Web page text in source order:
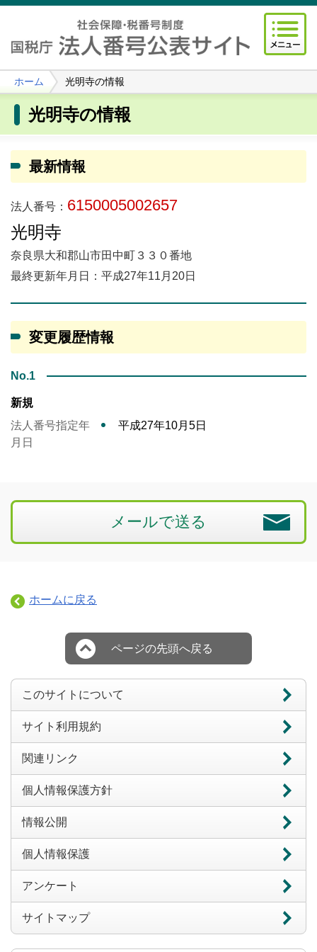
ホーム 光明寺の情報
光明寺の情報
最新情報
法人番号： 6150005002657
光明寺
奈良県大和郡山市田中町３３０番地
最終更新年月日：平成27年11月20日
変更履歴情報
No.1
新規
法人番号指定年
月日
平成27年10月5日
メールで送る
ホームに戻る
ページの先頭へ戻る
このサイトについて
サイト利用規約
関連リンク
個人情報保護方針
情報公開
個人情報保護
アンケート
サイトマップ